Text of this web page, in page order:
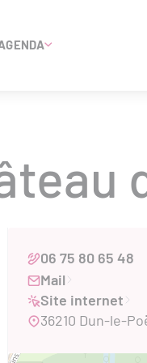
06 75 80 65 48
Mail
Site internet
36210 Dun-le-